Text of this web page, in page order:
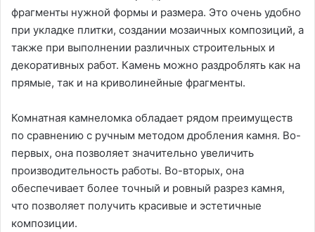
фрагменты нужной формы и размера. Это очень удобно
при укладке плитки, создании мозаичных композиций, а
также при выполнении различных строительных и
декоративных работ. Камень можно раздроблять как на
прямые, так и на криволинейные фрагменты.
Комнатная камнеломка обладает рядом преимуществ
по сравнению с ручным методом дробления камня. Во-
первых, она позволяет значительно увеличить
производительность работы. Во-вторых, она
обеспечивает более точный и ровный разрез камня,
что позволяет получить красивые и эстетичные
композиции.